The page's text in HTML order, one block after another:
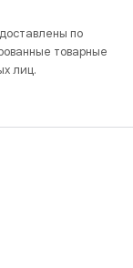
по
товарные
лиц.